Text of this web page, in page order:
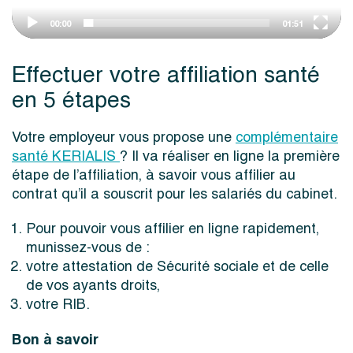
r
00:00 01:51
Effectuer votre affiliation santé
en 5 étapes
Votre employeur vous propose unecomplémentaire
santé KERIALIS? Il va réaliser en ligne la première
étape de l’affiliation, à savoir vous affilier au
contrat qu’il a souscrit pour les salariés du cabinet.
Pour pouvoir vous affilier en ligne rapidement,
munissez-vous de :
votre attestation de Sécurité sociale et de celle
de vos ayants droits,
votre RIB.
Bon à savoir